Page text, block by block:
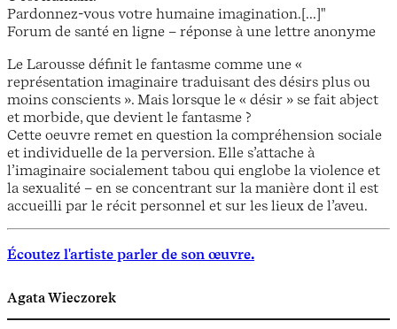
Pardonnez-vous votre humaine imagination.[...]"
Forum de santé en ligne – réponse à une lettre anonyme
Le Larousse définit le fantasme comme une «
représentation imaginaire traduisant des désirs plus ou
moins conscients ». Mais lorsque le « désir » se fait abject
et morbide, que devient le fantasme ?
Cette oeuvre remet en question la compréhension sociale
et individuelle de la perversion. Elle s’attache à
l’imaginaire socialement tabou qui englobe la violence et
la sexualité – en se concentrant sur la manière dont il est
accueilli par le récit personnel et sur les lieux de l’aveu.
Écoutez l'artiste parler de son œuvre.
Agata Wieczorek